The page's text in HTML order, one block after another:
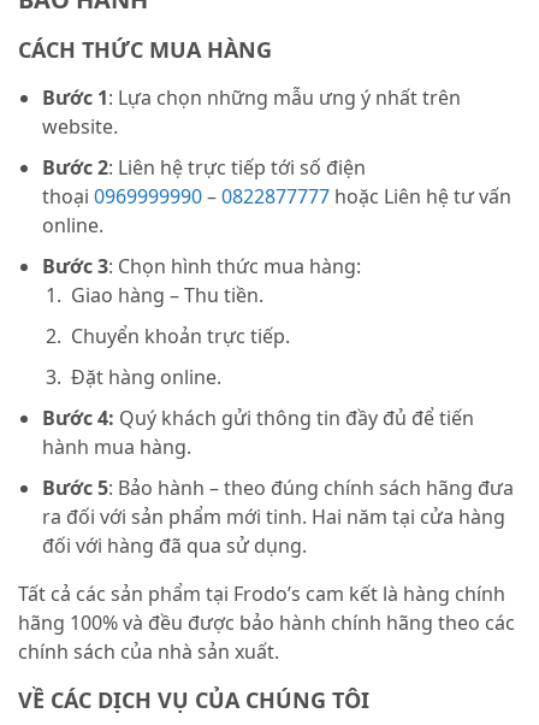
CÁCH THỨC MUA HÀNG
Bước 1: Lựa chọn những mẫu ưng ý nhất trên
website.
Bước 2: Liên hệ trực tiếp tới số điện
thoại 0969999990–0822877777 hoặc Liên hệ tư vấn
online.
Bước 3: Chọn hình thức mua hàng:
Giao hàng – Thu tiền.
Chuyển khoản trực tiếp.
Đặt hàng online.
Bước 4: Quý khách gửi thông tin đầy đủ để tiến
hành mua hàng.
Bước 5: Bảo hành – theo đúng chính sách hãng đưa
ra đối với sản phẩm mới tinh. Hai năm tại cửa hàng
đối với hàng đã qua sử dụng.
Tất cả các sản phẩm tại Frodo’s cam kết là hàng chính
hãng 100% và đều được bảo hành chính hãng theo các
chính sách của nhà sản xuất.
VỀ CÁC DỊCH VỤ CỦA CHÚNG TÔI